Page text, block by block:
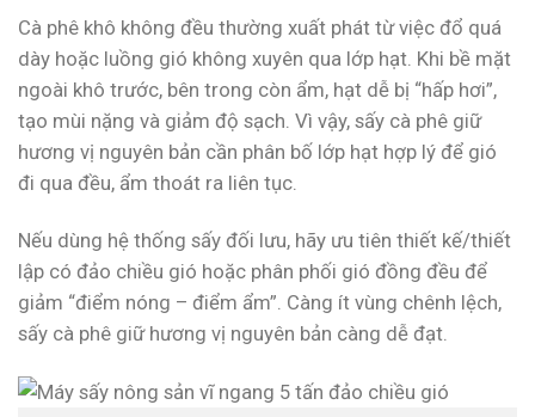
Cà phê khô không đều thường xuất phát từ việc đổ quá
dày hoặc luồng gió không xuyên qua lớp hạt. Khi bề mặt
ngoài khô trước, bên trong còn ẩm, hạt dễ bị “hấp hơi”,
tạo mùi nặng và giảm độ sạch. Vì vậy, sấy cà phê giữ
hương vị nguyên bản cần phân bố lớp hạt hợp lý để gió
đi qua đều, ẩm thoát ra liên tục.
Nếu dùng hệ thống sấy đối lưu, hãy ưu tiên thiết kế/thiết
lập có đảo chiều gió hoặc phân phối gió đồng đều để
giảm “điểm nóng – điểm ẩm”. Càng ít vùng chênh lệch,
sấy cà phê giữ hương vị nguyên bản càng dễ đạt.